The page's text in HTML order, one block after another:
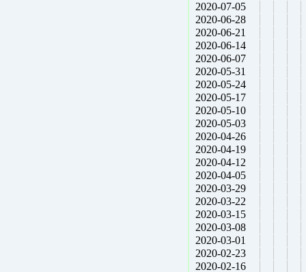
2020-07-05
2020-06-28
2020-06-21
2020-06-14
2020-06-07
2020-05-31
2020-05-24
2020-05-17
2020-05-10
2020-05-03
2020-04-26
2020-04-19
2020-04-12
2020-04-05
2020-03-29
2020-03-22
2020-03-15
2020-03-08
2020-03-01
2020-02-23
2020-02-16